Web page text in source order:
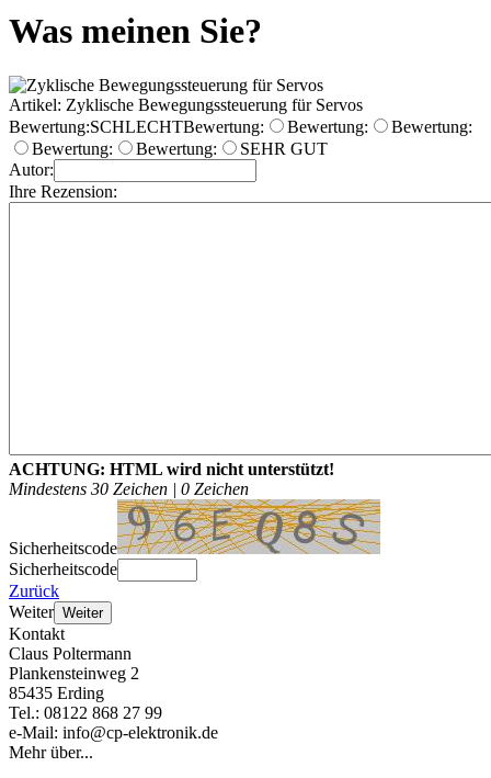
Was meinen Sie?
Artikel: Zyklische Bewegungssteuerung für Servos
Bewertung:SCHLECHTBewertung: Bewertung:
Bewertung:
Bewertung:
Bewertung:
SEHR GUT
Autor:
Ihre Rezension:
ACHTUNG: HTML wird nicht unterstützt!
Mindestens 30 Zeichen | 0 Zeichen
Sicherheitscode
Sicherheitscode
Zurück
Weiter Weiter
Kontakt
Claus Poltermann
Plankensteinweg 2
85435 Erding
Tel.: 08122 868 27 99
e-Mail: info@cp-elektronik.de
Mehr über...